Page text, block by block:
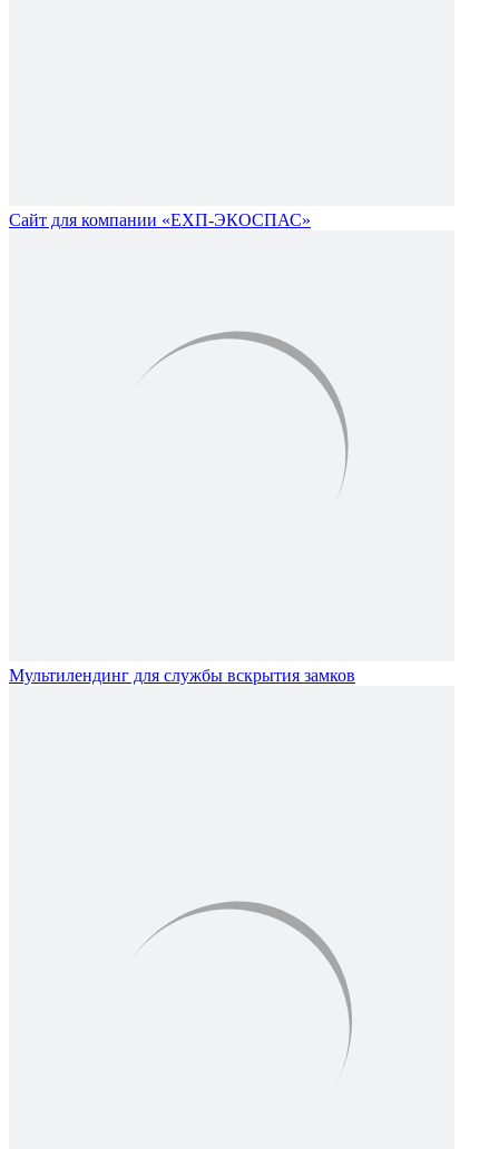
Сайт для компании «ЕХП-ЭКОСПАС»
Мультилендинг для службы вскрытия замков